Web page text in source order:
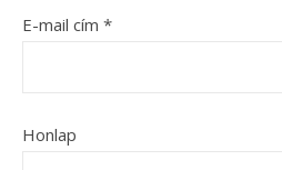
E-mail cím *
Honlap